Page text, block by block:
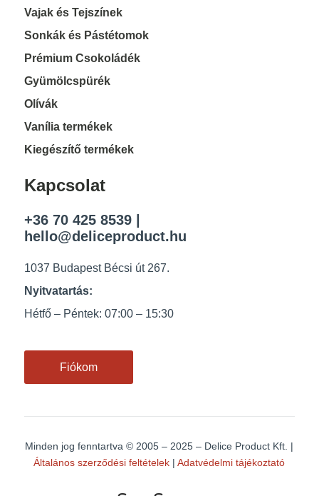
Vajak és Tejszínek
Sonkák és Pástétomok
Prémium Csokoládék
Gyümölcspürék
Olívák
Vanília termékek
Kiegészítő termékek
Kapcsolat
+36 70 425 8539|
hello@deliceproduct.hu
1037 Budapest Bécsi út 267.
Nyitvatartás:
Hétfő – Péntek: 07:00 – 15:30
Fiókom
Minden jog fenntartva© 2005 – 2025 – Delice Product Kft. |
Általános szerződési feltételek |Adatvédelmi tájékoztató